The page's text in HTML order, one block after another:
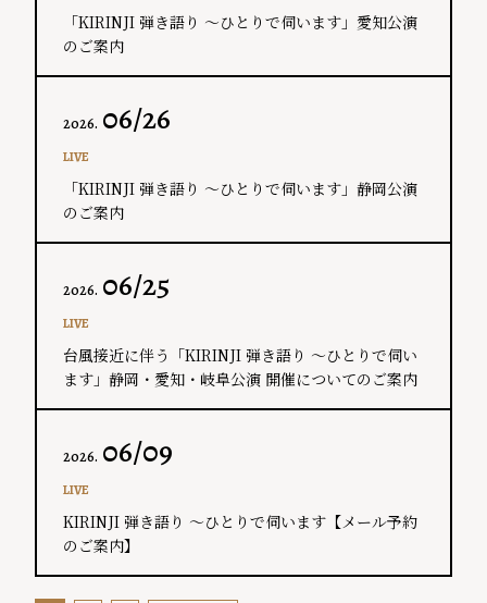
「KIRINJI 弾き語り ～ひとりで伺います」愛知公演
のご案内
2026. 06/26
LIVE
「KIRINJI 弾き語り ～ひとりで伺います」静岡公演
のご案内
2026. 06/25
LIVE
台風接近に伴う「KIRINJI 弾き語り ～ひとりで伺い
ます」静岡・愛知・岐阜公演 開催についてのご案内
2026. 06/09
LIVE
KIRINJI 弾き語り ～ひとりで伺います【メール予約
のご案内】